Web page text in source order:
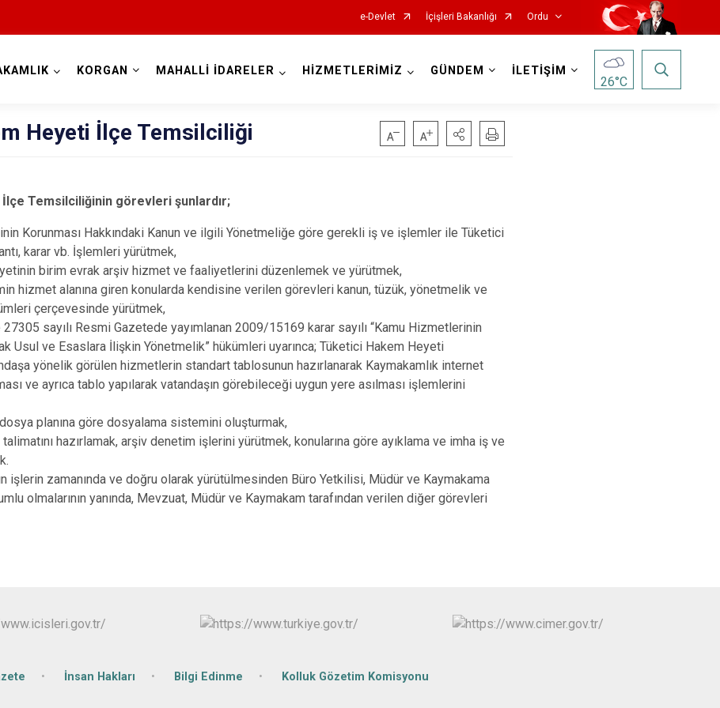
e-Devlet İçişleri Bakanlığı Ordu
Aybastı
Çamaş
Çatalpınar
Fatsa
Gölköy
Gülyalı
Gürgentepe
İkizce
Kabataş
Kumru
Ulubey
KORGAN MAHALLİ İDARELER HİZMETLERİMİZ GÜNDEM İLETİŞİM
26°C
Heyeti İlçe Temsilciliği
Temsilciliğinin görevleri şunlardır;
Korunması Hakkındaki Kanun ve ilgili Yönetmeliğe göre gerekli iş ve işlemler ile Tüketici
karar vb. İşlemleri yürütmek,
birim evrak arşiv hizmet ve faaliyetlerini düzenlemek ve yürütmek,
hizmet alanına giren konularda kendisine verilen görevleri kanun, tüzük, yönetmelik ve
çerçevesinde yürütmek,
sayılı Resmi Gazetede yayımlanan 2009/15169 karar sayılı “Kamu Hizmetlerinin
Usul ve Esaslara İlişkin Yönetmelik” hükümleri uyarınca; Tüketici Hakem Heyeti
yönelik görülen hizmetlerin standart tablosunun hazırlanarak Kaymakamlık internet
ve ayrıca tablo yapılarak vatandaşın görebileceği uygun yere asılması işlemlerini
planına göre dosyalama sistemini oluşturmak,
hazırlamak, arşiv denetim işlerini yürütmek, konularına göre ayıklama ve imha iş ve
işlerin zamanında ve doğru olarak yürütülmesinden Büro Yetkilisi, Müdür ve Kaymakama
olmalarının yanında, Mevzuat, Müdür ve Kaymakam tarafından verilen diğer görevleri
İnsan Hakları Bilgi Edinme Kolluk Gözetim Komisyonu